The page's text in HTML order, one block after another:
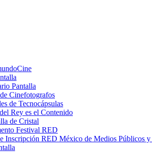
Pantalla
Cinefotografos
de Tecnocápsulas
Rey es el Contenido
de Cristal
Festival RED
Inscripción RED México de Medios Públicos